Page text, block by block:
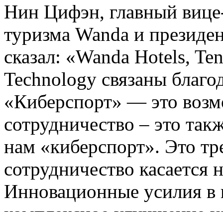
Нин Цифэн, главный
туризма Wanda и
сказал: «Wanda Hotels,
Technology связаны
«Киберспорт» — это
сотрудничество – это
нам «киберспорт». Это
сотрудничество касается
Инновационные усилия